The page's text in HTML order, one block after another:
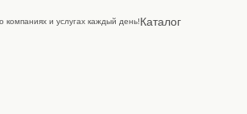
компаниях и услугах каждый день!Каталог